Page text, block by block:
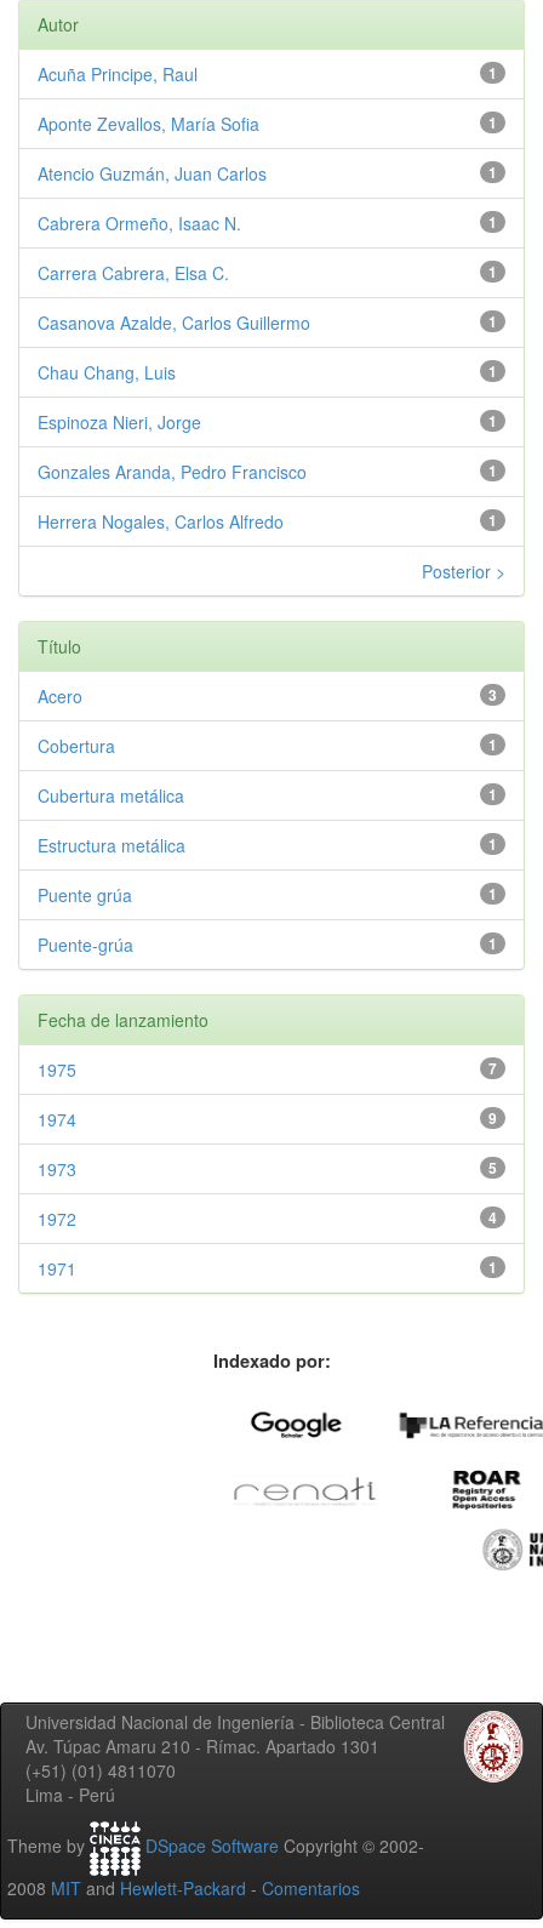
Autor
1
Acuña Principe, Raul
1
Aponte Zevallos, María Sofia
1
Atencio Guzmán, Juan Carlos
1
Cabrera Ormeño, Isaac N.
1
Carrera Cabrera, Elsa C.
1
Casanova Azalde, Carlos Guillermo
1
Chau Chang, Luis
1
Espinoza Nieri, Jorge
1
Gonzales Aranda, Pedro Francisco
1
Herrera Nogales, Carlos Alfredo
Posterior >
Título
3
Acero
1
Cobertura
1
Cubertura metálica
1
Estructura metálica
1
Puente grúa
1
Puente-grúa
Fecha de lanzamiento
7
1975
9
1974
5
1973
4
1972
1
1971
Indexado por:
Universidad Nacional de Ingeniería - Biblioteca Central
Av. Túpac Amaru 210 - Rímac. Apartado 1301
(+51) (01) 4811070
Lima - Perú
Theme by DSpace Software Copyright © 2002-
2008 MIT and Hewlett-Packard - Comentarios